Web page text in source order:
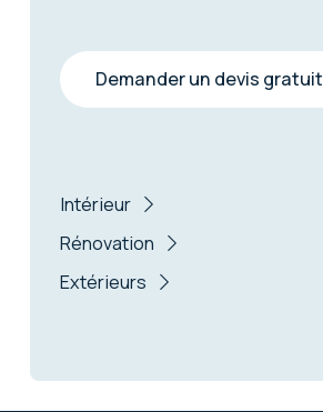
Demander un devis gratuit
Intérieur
Rénovation
Extérieurs